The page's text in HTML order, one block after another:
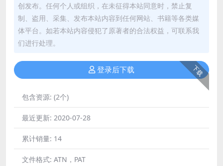
创发布。任何个人或组织，在未征得本站同意时，禁止复
制、盗用、采集、发布本站内容到任何网站、书籍等各类媒
体平台。如若本站内容侵犯了原著者的合法权益，可联系我
们进行处理。
下载
登录后下载
包含资源: (2个)
最近更新: 2020-07-28
累计销量: 14
文件格式: ATN，PAT